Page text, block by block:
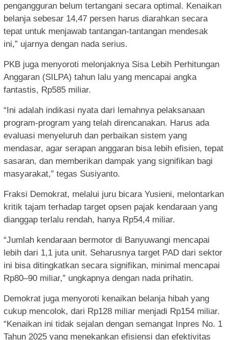
pengangguran belum tertangani secara optimal. Kenaikan
belanja sebesar 14,47 persen harus diarahkan secara
tepat untuk menjawab tantangan-tantangan mendesak
ini,” ujarnya dengan nada serius.
PKB juga menyoroti melonjaknya Sisa Lebih Perhitungan
Anggaran (SILPA) tahun lalu yang mencapai angka
fantastis, Rp585 miliar.
“Ini adalah indikasi nyata dari lemahnya pelaksanaan
program-program yang telah direncanakan. Harus ada
evaluasi menyeluruh dan perbaikan sistem yang
mendasar, agar serapan anggaran bisa lebih efisien, tepat
sasaran, dan memberikan dampak yang signifikan bagi
masyarakat,” tegas Susiyanto.
Fraksi Demokrat, melalui juru bicara Yusieni, melontarkan
kritik tajam terhadap target opsen pajak kendaraan yang
dianggap terlalu rendah, hanya Rp54,4 miliar.
“Jumlah kendaraan bermotor di Banyuwangi mencapai
lebih dari 1,1 juta unit. Seharusnya target PAD dari sektor
ini bisa ditingkatkan secara signifikan, minimal mencapai
Rp80–90 miliar,” ungkapnya dengan nada prihatin.
Demokrat juga menyoroti kenaikan belanja hibah yang
cukup mencolok, dari Rp128 miliar menjadi Rp154 miliar.
“Kenaikan ini tidak sejalan dengan semangat Inpres No. 1
Tahun 2025 yang menekankan efisiensi dan efektivitas